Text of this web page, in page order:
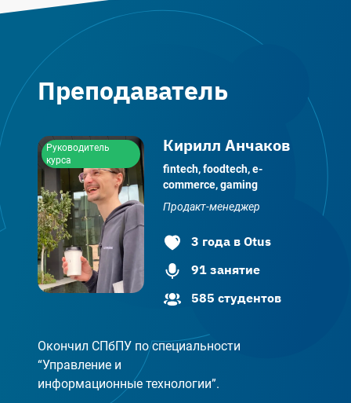
Преподаватель
Руководитель
курса
Кирилл Анчаков
fintech, foodtech, e-
commerce, gaming
Продакт-менеджер
3 года в Otus
91 занятие
585 студентов
Окончил СПбПУ по специальности
“Управление и
информационные технологии”.